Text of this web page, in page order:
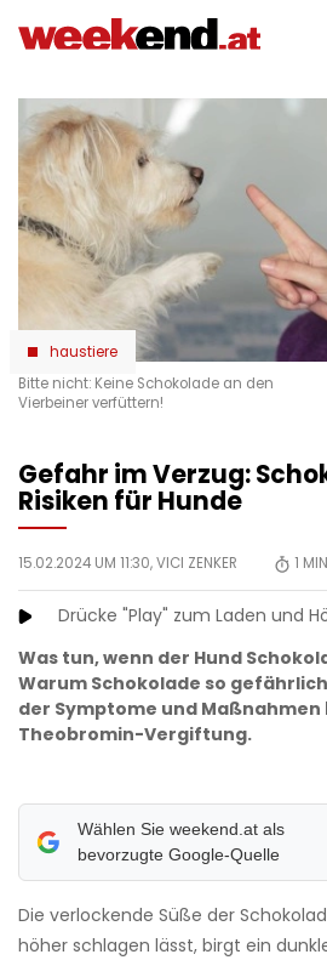
zum
haustiere
Bitte nicht: Keine Schokolade an den
Vierbeiner verfüttern!
Gefahr im Verzug:
Risiken für Hunde
15.02.2024 UM 11:30,VICI ZENKER 1
Drücke "Play" zum Laden und
Was tun, wenn der Hund
Warum Schokolade so
der Symptome und Maßnahmen
Theobromin-Vergiftung.
Wählen Sie weekend.at als
bevorzugte Google-Quelle
Die verlockende Süße der
höher schlagen lässt, birgt ein